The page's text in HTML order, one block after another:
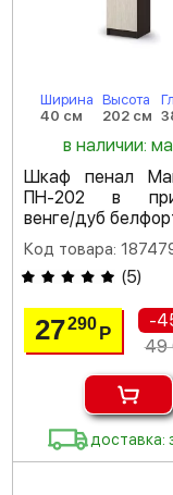
Ширина
40 см
Высота
202 см
в наличии:
Шкаф пенал
ПН-202 в
венге/дуб
Код товара:
(5)
27290Р
-
49
доставка: